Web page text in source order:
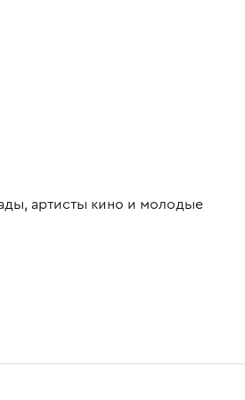
артисты кино и молодые